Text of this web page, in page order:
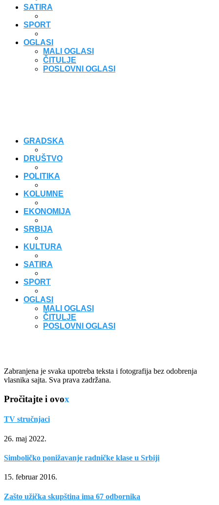
SATIRA
SPORT
OGLASI
MALI OGLASI
ČITULJE
POSLOVNI OGLASI
GRADSKA
DRUŠTVO
POLITIKA
KOLUMNE
EKONOMIJA
SRBIJA
KULTURA
SATIRA
SPORT
OGLASI
MALI OGLASI
ČITULJE
POSLOVNI OGLASI
Zabranjena je svaka upotreba teksta i fotografija bez odobrenja
vlasnika sajta. Sva prava zadržana.
Pročitajte i ovox
TV stručnjaci
26. maj 2022.
Simboličko ponižavanje radničke klase u Srbiji
15. februar 2016.
Zašto užička skupština ima 67 odbornika